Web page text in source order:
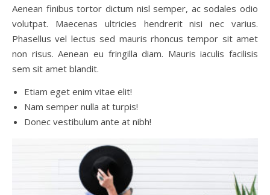
Aenean finibus tortor dictum nisl semper, ac sodales odio
volutpat. Maecenas ultricies hendrerit nisi nec varius.
Phasellus vel lectus sed mauris rhoncus tempor sit amet
non risus. Aenean eu fringilla diam. Mauris iaculis facilisis
sem sit amet blandit.
Etiam eget enim vitae elit!
Nam semper nulla at turpis!
Donec vestibulum ante at nibh!